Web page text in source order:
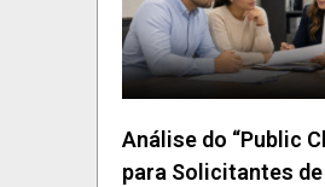
Análise do “Public
para Solicitantes de